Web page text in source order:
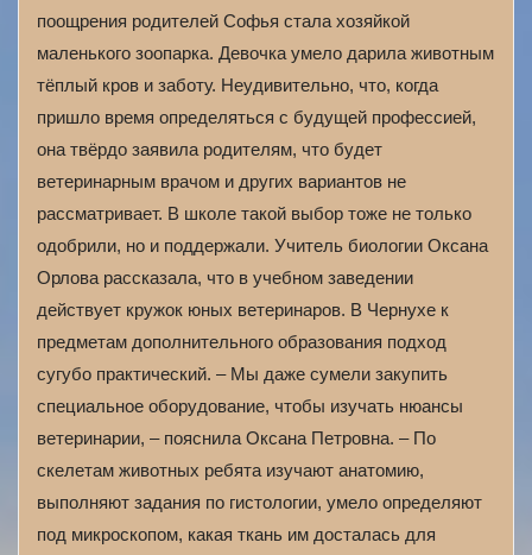
поощрения родителей Софья стала хозяйкой
маленького зоопарка. Девочка умело дарила животным
тёплый кров и заботу. Неудивительно, что, когда
пришло время определяться с будущей профессией,
она твёрдо заявила родителям, что будет
ветеринарным врачом и других вариантов не
рассматривает. В школе такой выбор тоже не только
одобрили, но и поддержали. Учитель биологии Оксана
Орлова рассказала, что в учебном заведении
действует кружок юных ветеринаров. В Чернухе к
предметам дополнительного образования подход
сугубо практический. – Мы даже сумели закупить
специальное оборудование, чтобы изучать нюансы
ветеринарии, – пояснила Оксана Петровна. – По
скелетам животных ребята изучают анатомию,
выполняют задания по гистологии, умело определяют
под микроскопом, какая ткань им досталась для